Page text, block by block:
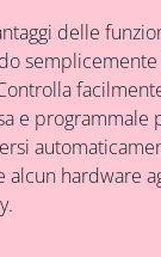
delle
semplicemente
e programmale
alcun hardware